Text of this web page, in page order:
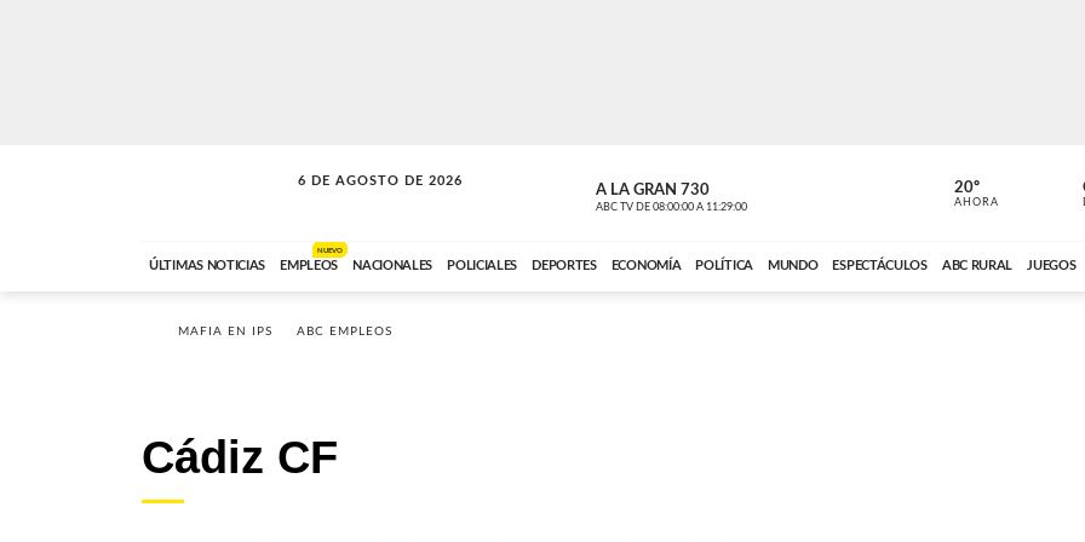
6 DE AGOSTO DE 2026
LA INCONDICIONAL A LA GRAN 730
ABC TV DE 08:00:00 A 11:29:00
A LA GRAN
ABC CARDINAL
20º
AHORA
ÚLTIMAS NOTICIAS EMPLEOS
NUEVO
NACIONALES POLICIALES DEPORTES ECONOMÍA POLÍTICA MUNDO ESPECTÁCULOS ABC RURAL JUEGOS
MAFIA EN IPS ABC EMPLEOS
Cádiz CF